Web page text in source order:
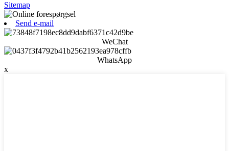
Sitemap
Send e-mail
WeChat
WhatsApp
x